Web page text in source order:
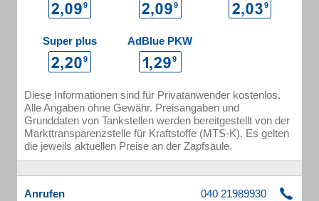
Super plus AdBlue PKW
Diese Informationen sind für Privatanwender kostenlos.
Alle Angaben ohne Gewähr. Preisangaben und
Grunddaten von Tankstellen werden bereitgestellt von der
Markttransparenzstelle für Kraftstoffe (MTS-K). Es gelten
die jeweils aktuellen Preise an der Zapfsäule.
Anrufen